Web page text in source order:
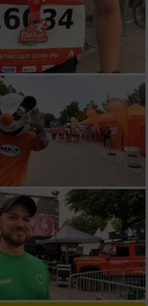
für personalisierte
zur Auswahl
zur Personalisierung
zur Auswahl
von Inhalten
durch Statistiken
von Daten aus
der Angebote
Daten zur Auswahl